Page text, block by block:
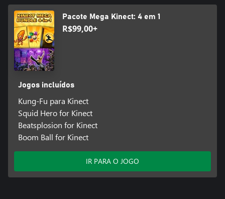
Pacote Mega Kinect: 4 em 1
R$99,00+
Jogos incluídos
Kung-Fu para Kinect
Squid Hero for Kinect
Beatsplosion for Kinect
Boom Ball for Kinect
IR PARA O JOGO